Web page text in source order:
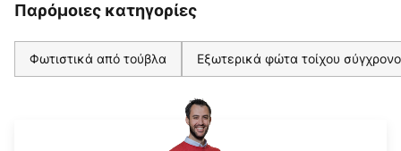
Παρόμοιες κατηγορίες
Φωτιστικά από τούβλα Εξωτερικά φώτα τοίχου σύγχρονο